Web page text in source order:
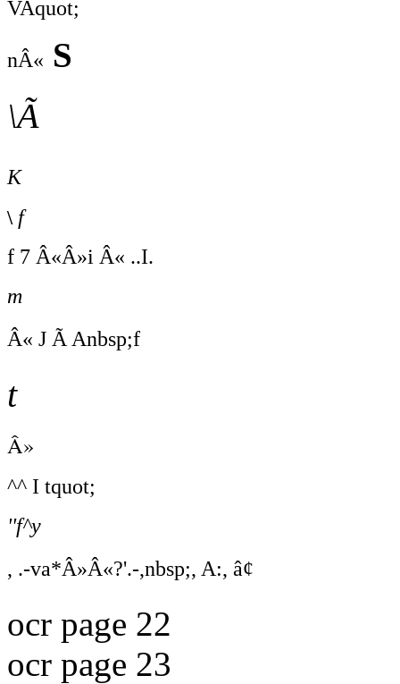
VAquot;
nÂ« S
\Ã
K
\ f
f 7 Â«Â»i Â« ..I.
m
Â« J Ã Anbsp;f
t
Â»
^^ I tquot;
''f^y
, .-va*Â»Â«?'.-,nbsp;, A:, â¢
ocr page 22
ocr page 23